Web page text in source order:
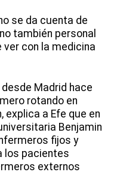
se da cuenta de
también personal
con la medicina
Madrid hace
rotando en
a Efe que en
Benjamin
fijos y
los pacientes
externos